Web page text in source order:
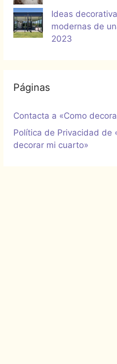
Ideas
modernas de
2023
Páginas
Contacta a «Como
Política de Privacidad de
decorar mi cuarto»